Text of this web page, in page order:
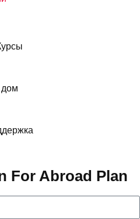
дом
For Abroad Plan